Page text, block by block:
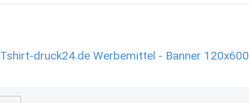
Tshirt-druck24.de Werbemittel - Banner 120x600